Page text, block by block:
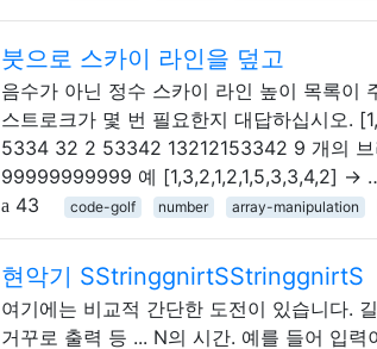
붓으로 스카이 라인을 덮고
음수가 아닌 정수 스카이 라인 높이 목록이
스트로크가 몇 번 필요한지 대답하십시오.
5334 32 2 53342 13212153342 9 개의
99999999999 예 [1,3,2,1,2,1,5,3,3,4,2] →
43
code-golf number array-manipulation
현악기 SStringgnirtSStringgnirtS
여기에는 비교적 간단한 도전이 있습니다.
거꾸로 출력 등 ... N의 시간. 예를 들어 입